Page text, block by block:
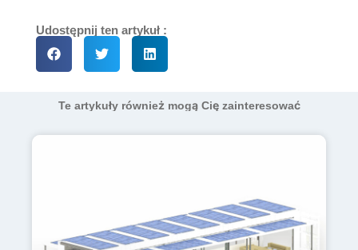
Udostępnij ten artykuł :
Te artykuły również mogą Cię zainteresować